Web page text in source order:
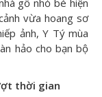
gỗ nhỏ bé hiện
vừa hoang sơ
ảnh, Y Tý mùa
hảo cho bạn bộ
thời gian